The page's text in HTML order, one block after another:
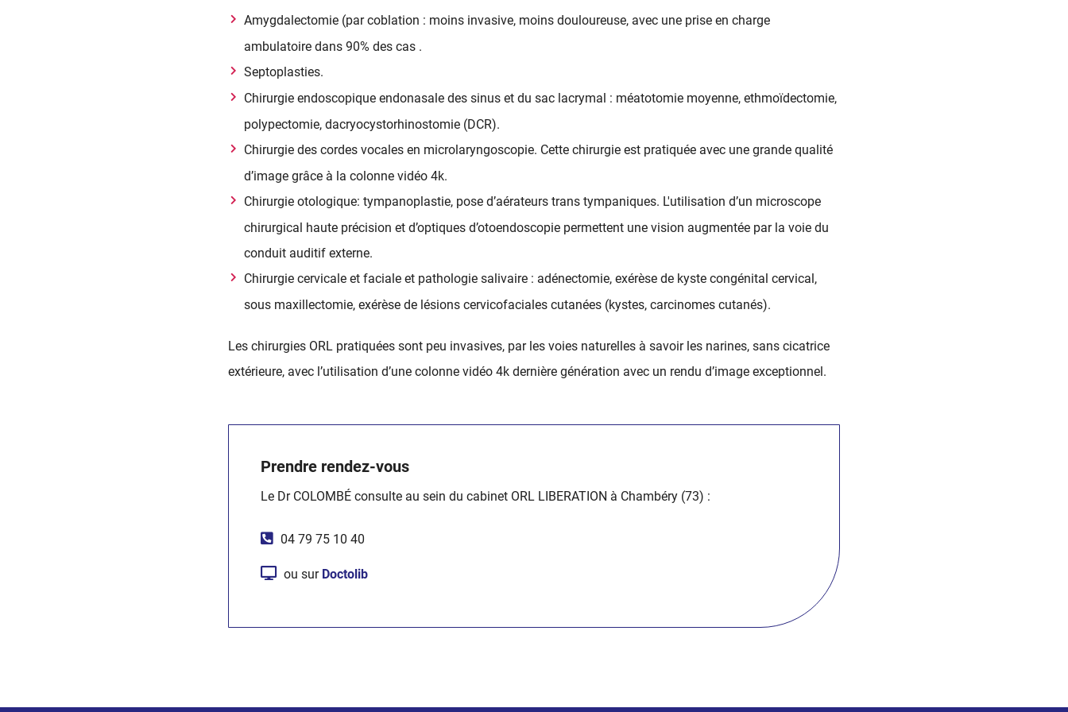
Amygdalectomie (par coblation : moins invasive, moins douloureuse, avec une prise en charge
ambulatoire dans 90% des cas .
Septoplasties.
Chirurgie endoscopique endonasale des sinus et du sac lacrymal : méatotomie moyenne, ethmoïdectomie,
polypectomie, dacryocystorhinostomie (DCR).
Chirurgie des cordes vocales en microlaryngoscopie. Cette chirurgie est pratiquée avec une grande qualité
d’image grâce à la colonne vidéo 4k.
Chirurgie otologique: tympanoplastie, pose d’aérateurs trans tympaniques. L'utilisation d’un microscope
chirurgical haute précision et d’optiques d’otoendoscopie permettent une vision augmentée par la voie du
conduit auditif externe.
Chirurgie cervicale et faciale et pathologie salivaire : adénectomie, exérèse de kyste congénital cervical,
sous maxillectomie, exérèse de lésions cervicofaciales cutanées (kystes, carcinomes cutanés).
Les chirurgies ORL pratiquées sont peu invasives, par les voies naturelles à savoir les narines, sans cicatrice
extérieure, avec l’utilisation d’une colonne vidéo 4k dernière génération avec un rendu d’image exceptionnel.
Prendre rendez-vous
Le Dr COLOMBÉ consulte au sein du cabinet ORL LIBERATION à Chambéry (73) :
04 79 75 10 40
ou sur Doctolib